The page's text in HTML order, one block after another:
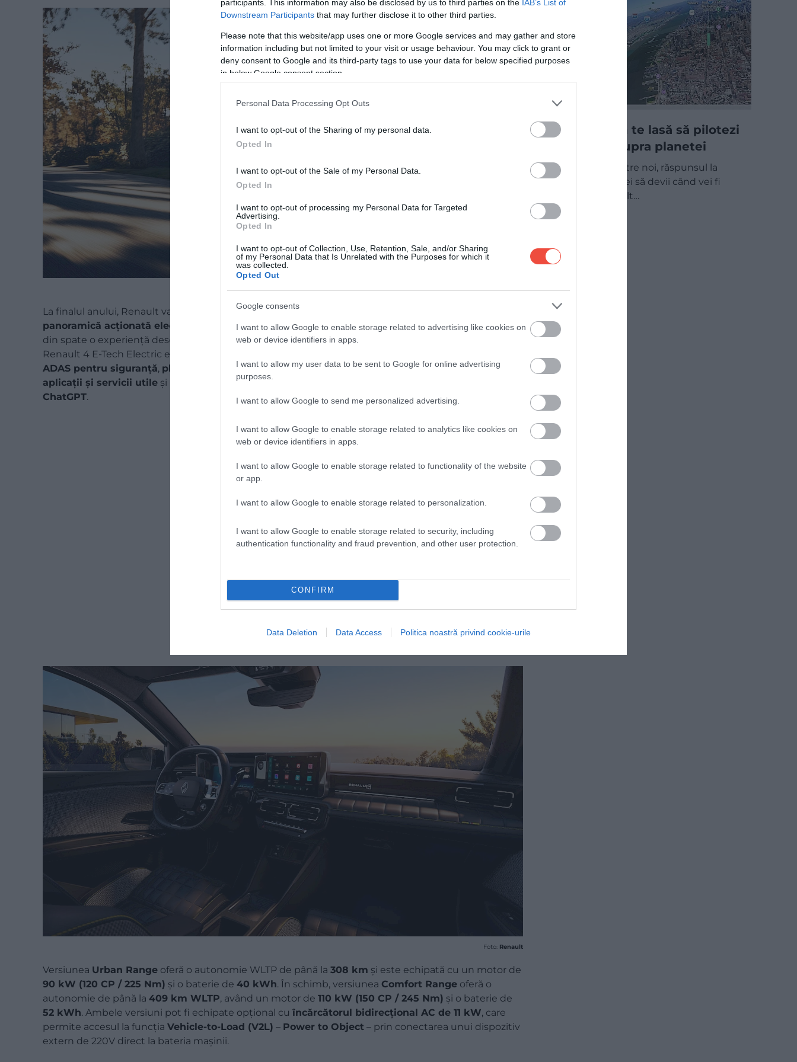
participants. This information may also be disclosed by us to third parties on the IAB’s List of
Downstream Participants that may further disclose it to other third parties.
Please note that this website/app uses one or more Google services and may gather and store
information including but not limited to your visit or usage behaviour. You may click to grant or
deny consent to Google and its third-party tags to use your data for below specified purposes
in below Google consent section.
Personal Data Processing Opt Outs
I want to opt-out of the Sharing of my personal data.
Opted In
I want to opt-out of the Sale of my Personal Data.
Opted In
I want to opt-out of processing my Personal Data for Targeted
Advertising.
Opted In
I want to opt-out of Collection, Use, Retention, Sale, and/or Sharing
of my Personal Data that Is Unrelated with the Purposes for which it
was collected.
Opted Out
Google consents
I want to allow Google to enable storage related to advertising like cookies on
web or device identifiers in apps.
I want to allow my user data to be sent to Google for online advertising
purposes.
I want to allow Google to send me personalized advertising.
I want to allow Google to enable storage related to analytics like cookies on
web or device identifiers in apps.
I want to allow Google to enable storage related to functionality of the website
or app.
I want to allow Google to enable storage related to personalization.
I want to allow Google to enable storage related to security, including
authentication functionality and fraud prevention, and other user protection.
CONFIRM
Data Deletion Data Access Politica noastră privind cookie-urile
La finalul anului, Renault va lansa și o ediție specială numită
panoramică acționată electric
. Cu dimensiuni generoase de92 x 80 cm , aceasta oferă pasagerilor
din spate o experiență deschisă către exterior, fără a compromite spațiul de deasupra capului.
Renault 4 E-Tech Electric este și un vehicul al erei digitale, dotat cu tehnologie avansată:
ADAS pentru siguranță, platforma multimedia OpenR Link cu Google integrat, peste 50 de
aplicații și servicii utile și , avatarul digital oficial al Renault, un
ChatGPT.
Foto: Renault
Versiunea Urban Range oferă o autonomie WLTP de până la 308 km și este echipată cu un motor de
90 kW (120 CP / 225 Nm) și o baterie de 40 kWh. În schimb, versiunea Comfort Range oferă o
autonomie de până la 409 km WLTP, având un motor de 110 kW (150 CP / 245 Nm) și o baterie de
52 kWh. Ambele versiuni pot fi echipate opțional cu încărcătorul bidirecțional AC de 11 kW, care
permite accesul la funcția Vehicle-to-Load (V2L) – Power to Object – prin conectarea unui dispozitiv
extern de 220V direct la bateria mașinii.
Google Earth te lasă să pilotezi
gratuit deasupra planetei
Pentru mulți dintre noi, răspunsul la
întrebarea „ce vrei să devii când vei fi
mare?” a fost mult…
TEHNOLOGIE